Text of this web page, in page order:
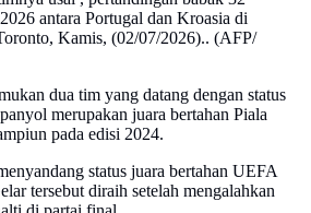
antara Portugal dan Kroasia di
Kamis, (02/07/2026).. (AFP/
dua tim yang datang dengan status
merupakan juara bertahan Piala
pada edisi 2024.
status juara bertahan UEFA
tersebut diraih setelah mengalahkan